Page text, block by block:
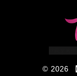
© 2026